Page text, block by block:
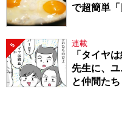
で超簡単「
5 連載
「タイヤ
先生に、
と仲間た